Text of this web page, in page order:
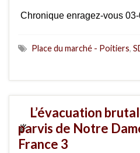
Chronique enragez-vous
Place du marché - Poitiers,
L’évacuation
parvis de Notre
France 3